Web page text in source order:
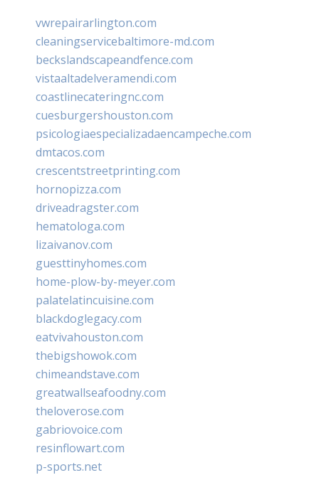
vwrepairarlington.com
cleaningservicebaltimore-md.com
beckslandscapeandfence.com
vistaaltadelveramendi.com
coastlinecateringnc.com
cuesburgershouston.com
psicologiaespecializadaencampeche.com
dmtacos.com
crescentstreetprinting.com
hornopizza.com
driveadragster.com
hematologa.com
lizaivanov.com
guesttinyhomes.com
home-plow-by-meyer.com
palatelatincuisine.com
blackdoglegacy.com
eatvivahouston.com
thebigshowok.com
chimeandstave.com
greatwallseafoodny.com
theloverose.com
gabriovoice.com
resinflowart.com
p-sports.net